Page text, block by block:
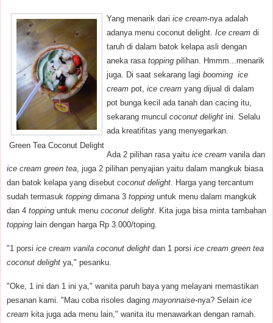
Green Tea Coconut Delight
Yang menarik dari ice cream-nya adalah
adanya menu coconut delight. Ice cream di
taruh di dalam batok kelapa asli dengan
aneka rasa topping pilihan. Hmmm...menarik
juga. Di saat sekarang lagi booming ice
cream pot, ice cream yang dijual di dalam
pot bunga kecil ada tanah dan cacing itu,
sekarang muncul coconut delight ini. Selalu
ada kreatifitas yang menyegarkan.
Ada 2 pilihan rasa yaitu ice cream vanila dan
ice cream green tea, juga 2 pilihan penyajian yaitu dalam mangkuk biasa
dan batok kelapa yang disebut coconut delight. Harga yang tercantum
sudah termasuk topping dimana 3 topping untuk menu dalam mangkuk
dan 4 topping untuk menu coconut delight. Kita juga bisa minta tambahan
topping lain dengan harga Rp 3.000/toping.
"1 porsi ice cream vanila coconut delight dan 1 porsi ice cream green tea
coconut delight ya," pesanku.
"Oke, 1 ini dan 1 ini ya," wanita paruh baya yang melayani memastikan
pesanan kami. "Mau coba risoles daging mayonnaise-nya? Selain ice
cream kita juga ada menu lain," wanita itu menawarkan dengan ramah.